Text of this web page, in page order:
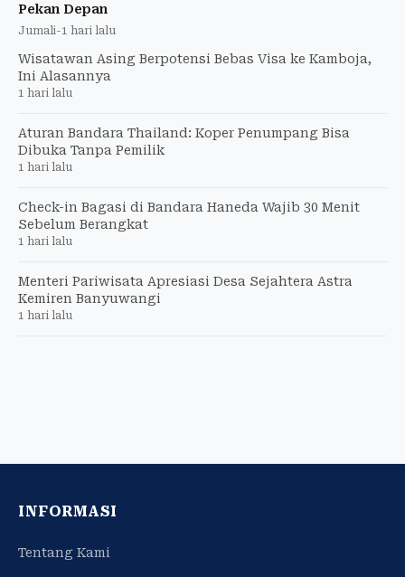
Pekan Depan
Jumali-1 hari lalu
Wisatawan Asing Berpotensi Bebas Visa ke Kamboja,
Ini Alasannya
1 hari lalu
Aturan Bandara Thailand: Koper Penumpang Bisa
Dibuka Tanpa Pemilik
1 hari lalu
Check-in Bagasi di Bandara Haneda Wajib 30 Menit
Sebelum Berangkat
1 hari lalu
Menteri Pariwisata Apresiasi Desa Sejahtera Astra
Kemiren Banyuwangi
1 hari lalu
INFORMASI
Tentang Kami